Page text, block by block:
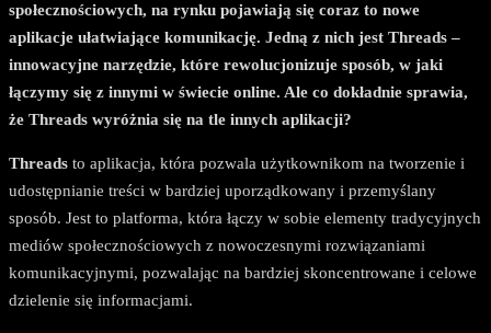
społecznościowych, na rynku pojawiają się coraz to nowe
aplikacje ułatwiające komunikację. Jedną z nich jest Threads –
innowacyjne narzędzie, które rewolucjonizuje sposób, w jaki
łączymy się z innymi w świecie online. Ale co dokładnie sprawia,
że Threads wyróżnia się na tle innych aplikacji?
Threads to aplikacja, która pozwala użytkownikom na tworzenie i
udostępnianie treści w bardziej uporządkowany i przemyślany
sposób. Jest to platforma, która łączy w sobie elementy tradycyjnych
mediów społecznościowych z nowoczesnymi rozwiązaniami
komunikacyjnymi, pozwalając na bardziej skoncentrowane i celowe
dzielenie się informacjami.